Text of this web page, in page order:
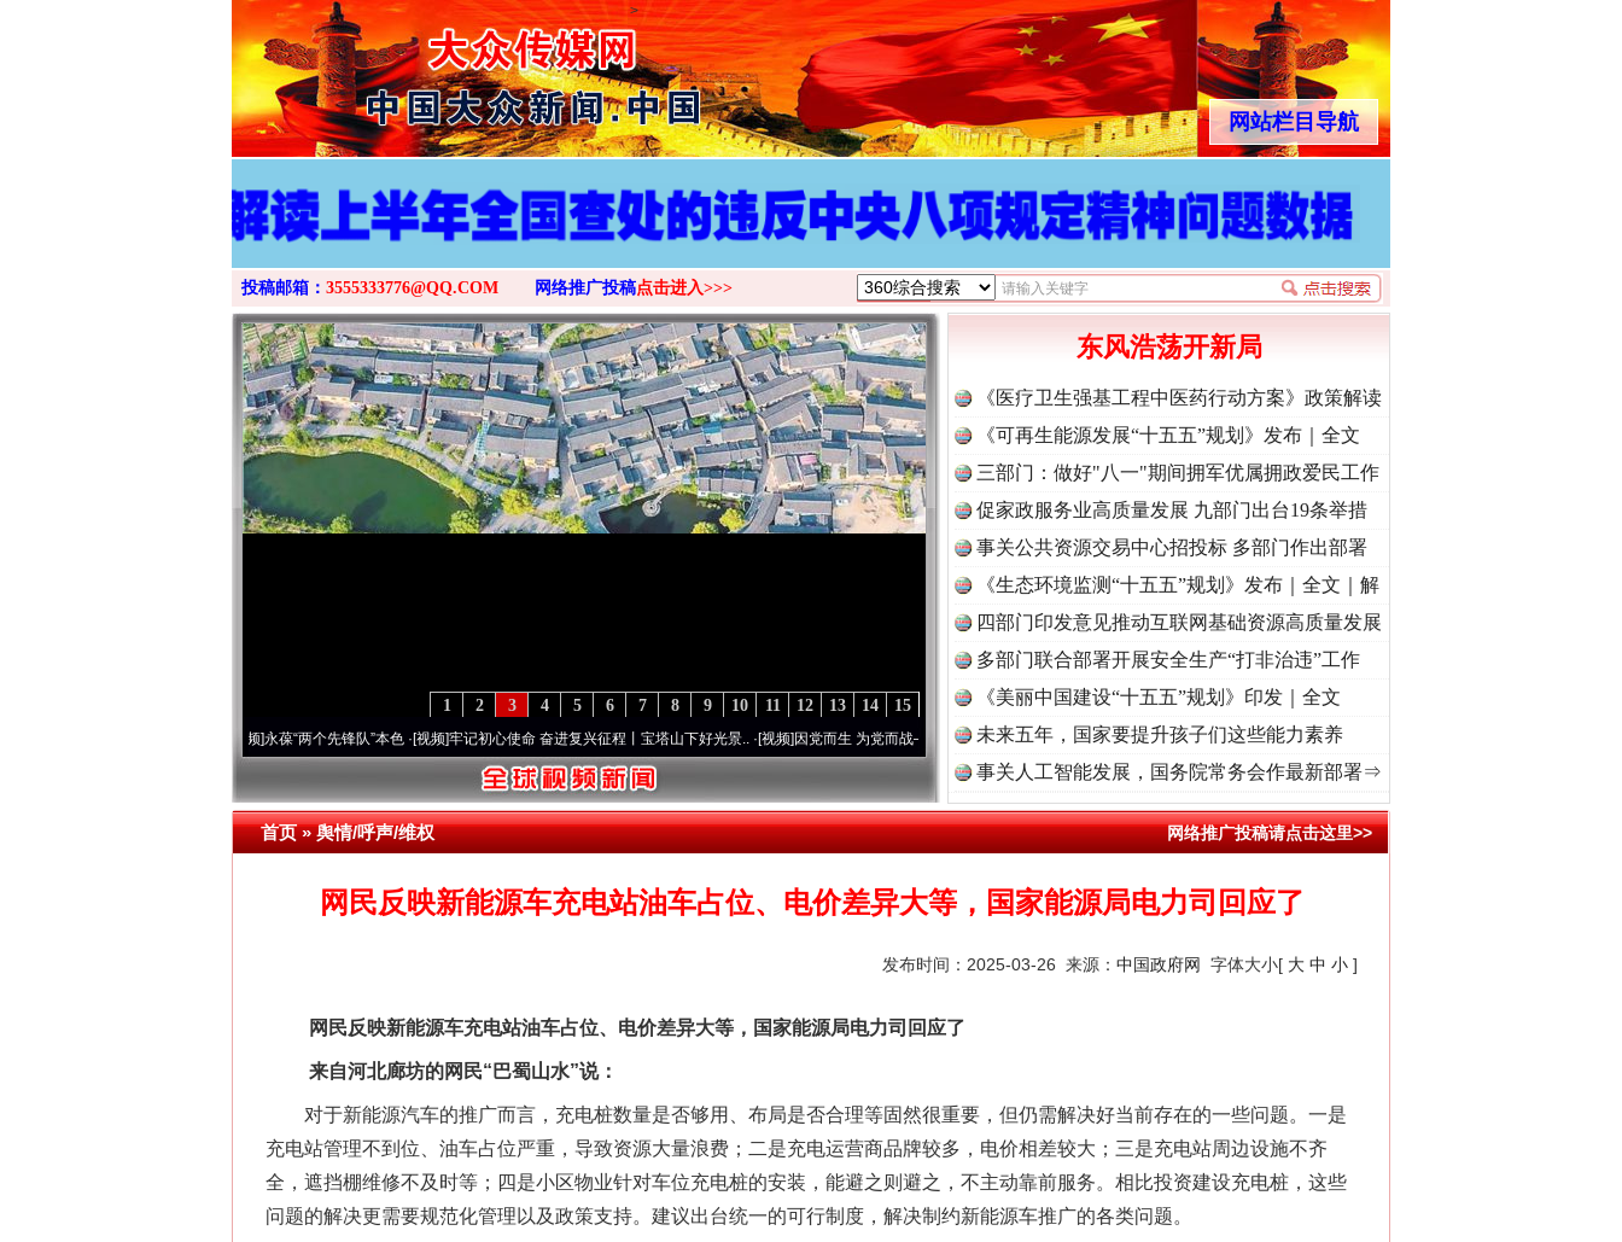
>
网站栏目导航
投稿邮箱： 3555333776@QQ.COM 网络推广投稿点击进入>>>
15
14
13
12
11
10
9
8
7
6
5
4
3
2
1
永葆“两个先锋队”本色·[视频]牢记初心使命 奋进复兴征程丨宝塔山下好光景..·[视频]因党而生 为党而战——百年“纪”事⑧加强纪律..·[视频] 牢记初心使命 奋进复兴征程丨“转折之城”激荡..
东风浩荡开新局
《医疗卫生强基工程中医药行动方案》政策解读
《可再生能源发展“十五五”规划》发布｜全文
三部门：做好"八一"期间拥军优属拥政爱民工作
促家政服务业高质量发展 九部门出台19条举措
事关公共资源交易中心招投标 多部门作出部署
《生态环境监测“十五五”规划》发布｜全文｜解
读
四部门印发意见推动互联网基础资源高质量发展
多部门联合部署开展安全生产“打非治违”工作
《美丽中国建设“十五五”规划》印发｜全文
未来五年，国家要提升孩子们这些能力素养
事关人工智能发展，国务院常务会作最新部署⇒
首页»舆情/呼声/维权 网络推广投稿请点击这里>>
网民反映新能源车充电站油车占位、电价差异大等，国家能源局电力司回应了
发布时间：2025-03-26 来源： 中国政府网 字体大小[ 大 中 小 ]
网民反映新能源车充电站油车占位、电价差异大等，国家能源局电力司回应了
来自河北廊坊的网民“巴蜀山水”说：
对于新能源汽车的推广而言，充电桩数量是否够用、布局是否合理等固然很重要，但仍需解决好当前存在的一些问题。一是
充电站管理不到位、油车占位严重，导致资源大量浪费；二是充电运营商品牌较多，电价相差较大；三是充电站周边设施不齐
全，遮挡棚维修不及时等；四是小区物业针对车位充电桩的安装，能避之则避之，不主动靠前服务。相比投资建设充电桩，这些
问题的解决更需要规范化管理以及政策支持。建议出台统一的可行制度，解决制约新能源车推广的各类问题。